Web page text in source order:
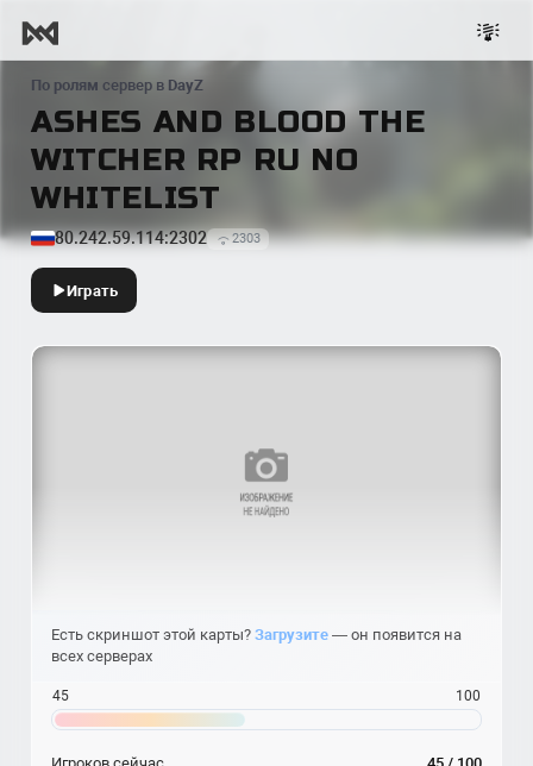
По ролям сервер в DayZ
ASHES AND BLOOD THE
WITCHER RP RU NO
WHITELIST
80.242.59.114:2302 2303
Играть
Есть скриншот этой карты? Загрузите — он появится на
всех серверах
45 100